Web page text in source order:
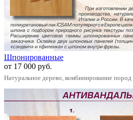
Шпонированные
от 17 000 руб.
Натуральное дерево, комбинирование пород